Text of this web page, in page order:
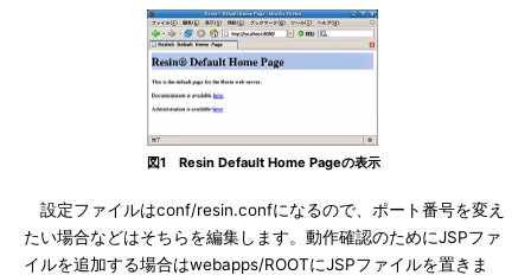
図1 Resin Default Home Pageの表示
設定ファイルはconf/resin.confになるので、ポート番号を変え
たい場合などはそちらを編集します。動作確認のためにJSPファ
イルを追加する場合はwebapps/ROOTにJSPファイルを置きま